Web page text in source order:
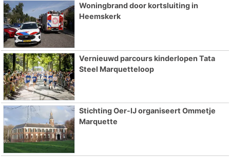
Woningbrand door kortsluiting in
Heemskerk
Vernieuwd parcours kinderlopen Tata
Steel Marquetteloop
Stichting Oer-IJ organiseert Ommetje
Marquette